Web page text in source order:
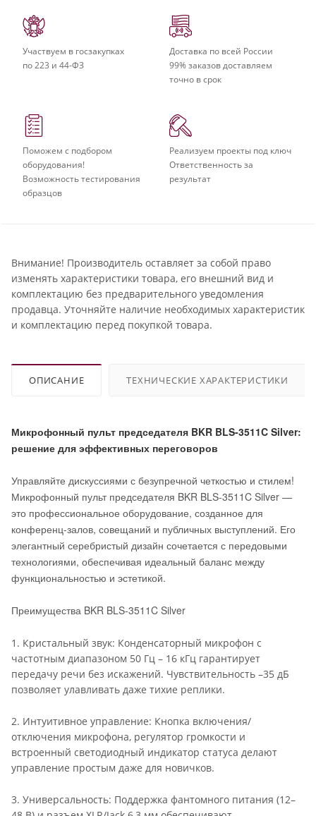
Участвуем в госзакупках
по 223 и 44-ФЗ
Доставка по всей России
99% заказов доставляем
точно в срок
Поможем с подбором
оборудования!
Возможность тестирования
образцов
Реализуем проекты под ключ
Ответственность за
результат
Внимание! Производитель оставляет за собой право
изменять характеристики товара, его внешний вид и
комплектацию без предварительного уведомления
продавца. Уточняйте наличие необходимых характеристик
и комплектацию перед покупкой товара.
ОПИСАНИЕ ТЕХНИЧЕСКИЕ ХАРАКТЕРИСТИКИ
Микрофонный пульт председателя BKR BLS-3511C Silver:
решение для эффективных переговоров
Управляйте дискуссиями с безупречной четкостью и стилем!
Микрофонный пульт председателя BKR BLS-3511C Silver —
это профессиональное оборудование, созданное для
конференц-залов, совещаний и публичных выступлений. Его
элегантный серебристый дизайн сочетается с передовыми
технологиями, обеспечивая идеальный баланс между
функциональностью и эстетикой.
Преимущества BKR BLS-3511C Silver
1. Кристальный звук: Конденсаторный микрофон с
частотным диапазоном 50 Гц – 16 кГц гарантирует
передачу речи без искажений. Чувствительность –35 дБ
позволяет улавливать даже тихие реплики.
2. Интуитивное управление: Кнопка включения/
отключения микрофона, регулятор громкости и
встроенный светодиодный индикатор статуса делают
управление простым даже для новичков.
3. Универсальность: Поддержка фантомного питания (12–